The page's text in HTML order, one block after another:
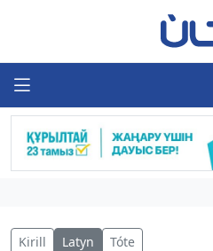
Kirill Latyn Tóte